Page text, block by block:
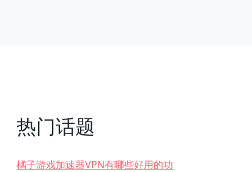
热门话题
橘子游戏加速器VPN有哪些好用的功